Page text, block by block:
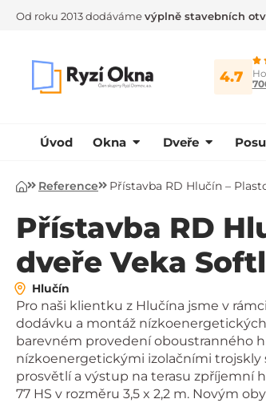
Od roku 2013 dodávámevýplně stavebních
4.7
Úvod Okna Dveře
Úvod
Reference Přístavba RD Hlučín –
Přístavba RD
dveře Veka
Hlučín
Pro naši klientku z Hlučína jsme v
dodávku a montáž
barevném provedení oboustranného
nízkoenergetickými izolačními trojskly
prosvětlí a výstup na terasu zpříjemní
77 HS v rozměru 3,5 x 2,2 m. Novým